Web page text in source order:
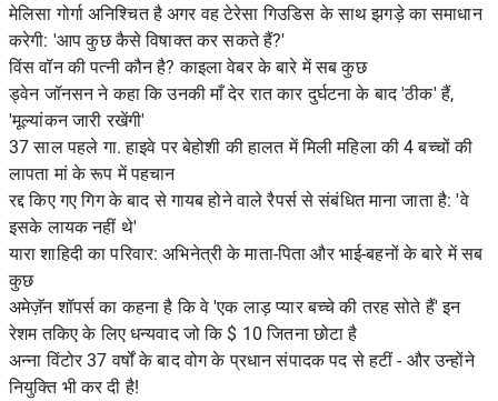
मेलिसा गोर्गा अनिश्चित है अगर वह टेरेसा गिउडिस के साथ झगड़े का समाधान
करेगी: 'आप कुछ कैसे विषाक्त कर सकते हैं?'
विंस वॉन की पत्नी कौन है? काइला वेबर के बारे में सब कुछ
ड्वेन जॉनसन ने कहा कि उनकी माँ देर रात कार दुर्घटना के बाद 'ठीक' हैं,
'मूल्यांकन जारी रखेंगी'
37 साल पहले गा. हाइवे पर बेहोशी की हालत में मिली महिला की 4 बच्चों की
लापता मां के रूप में पहचान
रद्द किए गए गिग के बाद से गायब होने वाले रैपर्स से संबंधित माना जाता है: 'वे
इसके लायक नहीं थे'
यारा शाहिदी का परिवार: अभिनेत्री के माता-पिता और भाई-बहनों के बारे में सब
कुछ
अमेज़ॅन शॉपर्स का कहना है कि वे 'एक लाड़ प्यार बच्चे की तरह सोते हैं' इन
रेशम तकिए के लिए धन्यवाद जो कि $ 10 जितना छोटा है
अन्ना विंटोर 37 वर्षों के बाद वोग के प्रधान संपादक पद से हटीं - और उन्होंने
नियुक्ति भी कर दी है!